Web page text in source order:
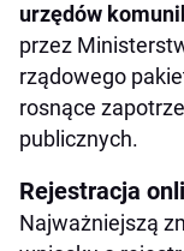
urzędów
przez
rządowego
rosnące
publicznych.
Rejestracja
Najważniejszą